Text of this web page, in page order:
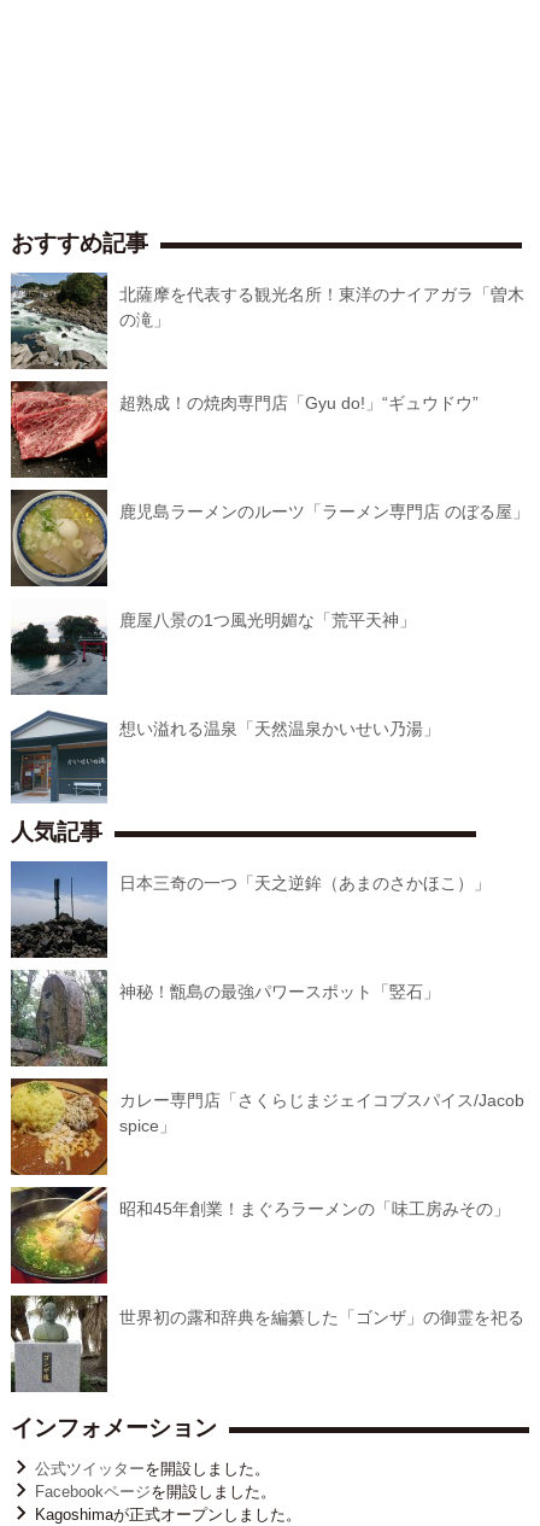
おすすめ記事
北薩摩を代表する観光名所！東洋のナイアガラ「曽木
の滝」
超熟成！の焼肉専門店「Gyu do!」“ギュウドウ”
鹿児島ラーメンのルーツ「ラーメン専門店 のぼる屋」
鹿屋八景の1つ風光明媚な「荒平天神」
想い溢れる温泉「天然温泉かいせい乃湯」
人気記事
日本三奇の一つ「天之逆鉾（あまのさかほこ）」
神秘！甑島の最強パワースポット「竪石」
カレー専門店「さくらじまジェイコブスパイス/Jacob
spice」
昭和45年創業！まぐろラーメンの「味工房みその」
世界初の露和辞典を編纂した「ゴンザ」の御霊を祀る
インフォメーション
公式ツイッターを開設しました。
Facebookページを開設しました。
Kagoshimaが正式オープンしました。